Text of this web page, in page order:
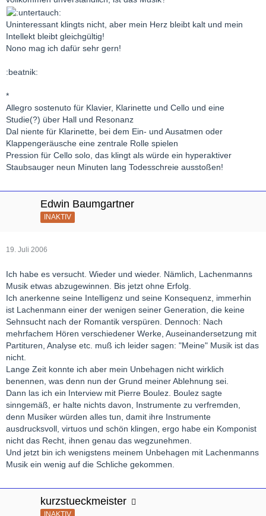
Uninteressant klingts nicht, aber mein Herz bleibt kalt und mein
Intellekt bleibt gleichgültig!
Nono mag ich dafür sehr gern!
:beatnik:
*
Allegro sostenuto für Klavier, Klarinette und Cello und eine
Studie(?) über Hall und Resonanz
Dal niente für Klarinette, bei dem Ein- und Ausatmen oder
Klappengeräusche eine zentrale Rolle spielen
Pression für Cello solo, das klingt als würde ein hyperaktiver
Staubsauger neun Minuten lang Todesschreie ausstoßen!
Edwin Baumgartner
INAKTIV
19. Juli 2006
Ich habe es versucht. Wieder und wieder. Nämlich, Lachenmanns
Musik etwas abzugewinnen. Bis jetzt ohne Erfolg.
Ich anerkenne seine Intelligenz und seine Konsequenz, immerhin
ist Lachenmann einer der wenigen seiner Generation, die keine
Sehnsucht nach der Romantik verspüren. Dennoch: Nach
mehrfachem Hören verschiedener Werke, Auseinandersetzung mit
Partituren, Analyse etc. muß ich leider sagen: "Meine" Musik ist das
nicht.
Lange Zeit konnte ich aber mein Unbehagen nicht wirklich
benennen, was denn nun der Grund meiner Ablehnung sei.
Dann las ich ein Interview mit Pierre Boulez. Boulez sagte
sinngemäß, er halte nichts davon, Instrumente zu verfremden,
denn Musiker würden alles tun, damit ihre Instrumente
ausdrucksvoll, virtuos und schön klingen, ergo habe ein Komponist
nicht das Recht, ihnen genau das wegzunehmen.
Und jetzt bin ich wenigstens meinem Unbehagen mit Lachenmanns
Musik ein wenig auf die Schliche gekommen.
kurzstueckmeister